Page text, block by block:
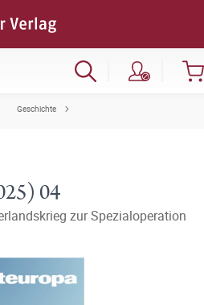
Geschichte
04
zur Spezialoperation